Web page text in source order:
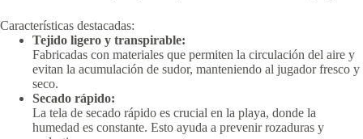
Características destacadas:
Tejido ligero y transpirable:
Fabricadas con materiales que permiten la circulación del aire y
evitan la acumulación de sudor, manteniendo al jugador fresco y
seco.
Secado rápido:
La tela de secado rápido es crucial en la playa, donde la
humedad es constante. Esto ayuda a prevenir rozaduras y